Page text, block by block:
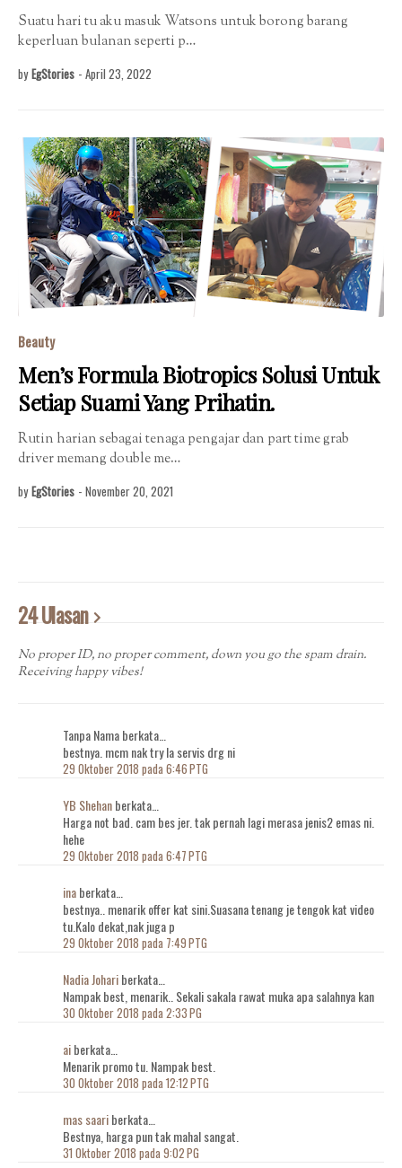
Suatu hari tu aku masuk Watsons untuk borong barang
keperluan bulanan seperti p…
by EgStories - April 23, 2022
Beauty
Men’s Formula Biotropics Solusi Untuk
Setiap Suami Yang Prihatin.
Rutin harian sebagai tenaga pengajar dan part time grab
driver memang double me…
by EgStories - November 20, 2021
24 Ulasan
No proper ID, no proper comment, down you go the spam drain.
Receiving happy vibes!
Tanpa Nama berkata…
bestnya. mcm nak try la servis drg ni
29 Oktober 2018 pada 6:46 PTG
YB Shehanberkata…
Harga not bad. cam bes jer. tak pernah lagi merasa jenis2 emas ni.
hehe
29 Oktober 2018 pada 6:47 PTG
inaberkata…
bestnya.. menarik offer kat sini.Suasana tenang je tengok kat video
tu.Kalo dekat,nak juga p
29 Oktober 2018 pada 7:49 PTG
Nadia Johariberkata…
Nampak best, menarik.. Sekali sakala rawat muka apa salahnya kan
30 Oktober 2018 pada 2:33 PG
aiberkata…
Menarik promo tu. Nampak best.
30 Oktober 2018 pada 12:12 PTG
mas saariberkata…
Bestnya, harga pun tak mahal sangat.
31 Oktober 2018 pada 9:02 PG